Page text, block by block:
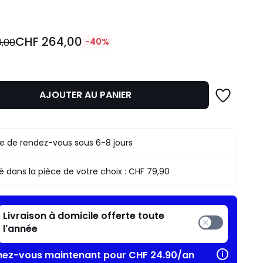
CHF 264,00 -40%
AJOUTER AU PANIER
de rendez-vous sous 6-8 jours
dans la pièce de votre choix :CHF 79,90
Livraison à domicile offerte toute
l'année
vous maintenant pour CHF 24.90/an​